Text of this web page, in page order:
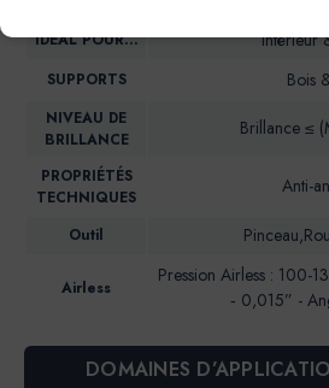
IDEAL POUR… Intérieur
SUPPORTS Bois
NIVEAU DE
BRILLANCE
Brillance ≤
PROPRIÉTÉS
TECHNIQUES
Anti-
Outil
Airless
Pression Airless : 100-
‐ 0,015” -
DOMAINES